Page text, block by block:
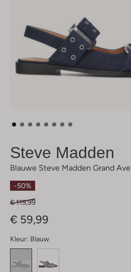
Steve Madden
Blauwe Steve Madden Grand Ave
-50%
€ 119,99
€ 59,99
Kleur: Blauw